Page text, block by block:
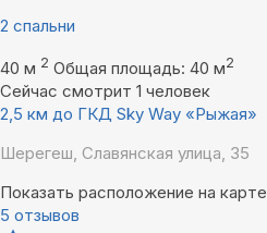
2 спальни
40 м 2 Общая площадь: 40 м2
Сейчас смотрит 1 человек
2,5 км до ГКД Sky Way «Рыжая»
Шерегеш, Славянская улица, 35
Показать расположение на карте
5 отзывов